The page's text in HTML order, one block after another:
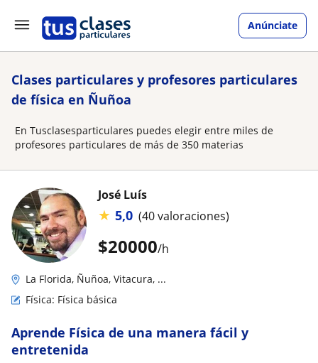
Anúnciate
Clases particulares y profesores particulares
de física en Ñuñoa
En Tusclasesparticulares puedes elegir entre miles de
profesores particulares de más de 350 materias
$20000/h
José Luís
★ 5,0 (40 valoraciones)
La Florida, Ñuñoa, Vitacura, ...
Física: Física básica
Aprende Física de una manera fácil y
entretenida